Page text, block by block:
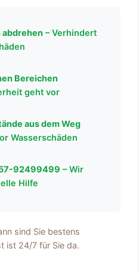
abdrehen – Verhindert
Bereichen
geht vor
aus dem Weg
Wasserschäden
92499499 – Wir
Hilfe
sind Sie bestens
ist 24/7 für Sie da.